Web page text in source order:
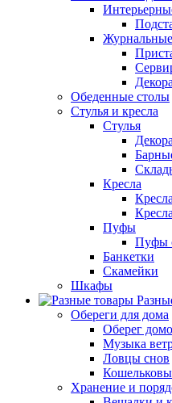
Обеденные столы
Стулья и кресла
Стулья
Кресла
Пуфы
Пуфы
Банкетки
Скамейки
Шкафы
Обереги для дома
Оберег
Музыка
Ловцы снов
Хранение и